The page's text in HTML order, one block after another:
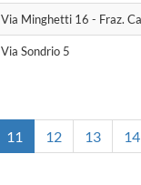
Via Minghetti 16 - Fraz.
Via Sondrio 5
11 12 13 14